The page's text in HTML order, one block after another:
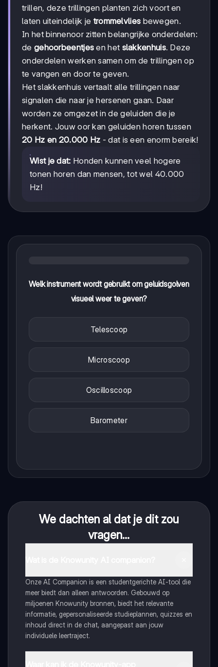
trillen, deze trillingen planten zich voort en
laten uiteindelijk je trommelvlies bewegen.
In het binnenoor zitten belangrijke onderdelen:
de gehoorbeentjes en het slakkenhuis. Deze
onderdelen werken samen om de trillingen op
te vangen en door te geven.
Het slakkenhuis vertaalt alle trillingen naar
signalen die naar je hersenen gaan. Daar
worden ze omgezet in de geluiden die je
herkent. Jouw oor kan geluiden horen tussen
20 Hz en 20.000 Hz - dat is een enorm bereik!
Wist je dat: Honden kunnen veel hogere
tonen horen dan mensen, tot wel 40.000
Hz!
Welk instrument wordt gebruikt om geluidsgolven
visueel weer te geven?
Telescoop
Microscoop
Oscilloscoop
Barometer
We dachten al dat je dit zou
vragen...
Onze AI Companion is een studentgerichte AI-tool die
meer biedt dan alleen antwoorden. Gebouwd op
miljoenen Knowunity bronnen, biedt het relevante
informatie, gepersonaliseerde studieplannen, quizzes en
inhoud direct in de chat, aangepast aan jouw
individuele leertraject.